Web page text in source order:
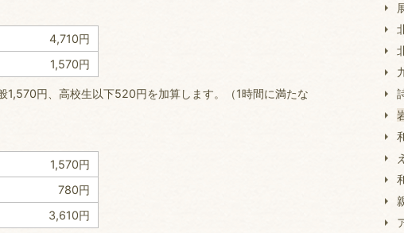
4,710円
1,570円
1,570円、高校生以下520円を加算します。（1時間に満たな
1,570円
780円
3,610円